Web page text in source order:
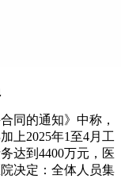
同的通知》中称，
上2025年1至4月工
达到4400万元，医
决定：全体人员集